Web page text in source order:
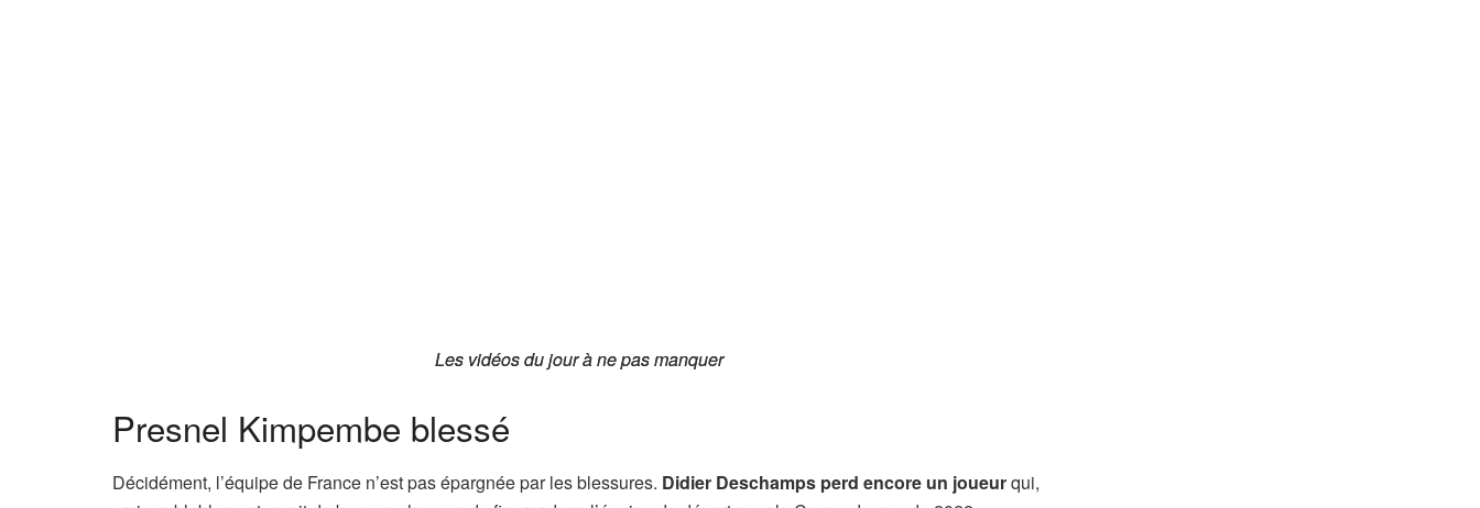
Les vidéos du jour à ne pas manquer
Les vidéos du jour à ne pas manquer
Presnel Kimpembe blessé
Décidément, l’équipe de France n’est pas épargnée par les blessures. Didier Deschamps perd encore un joueurqui,